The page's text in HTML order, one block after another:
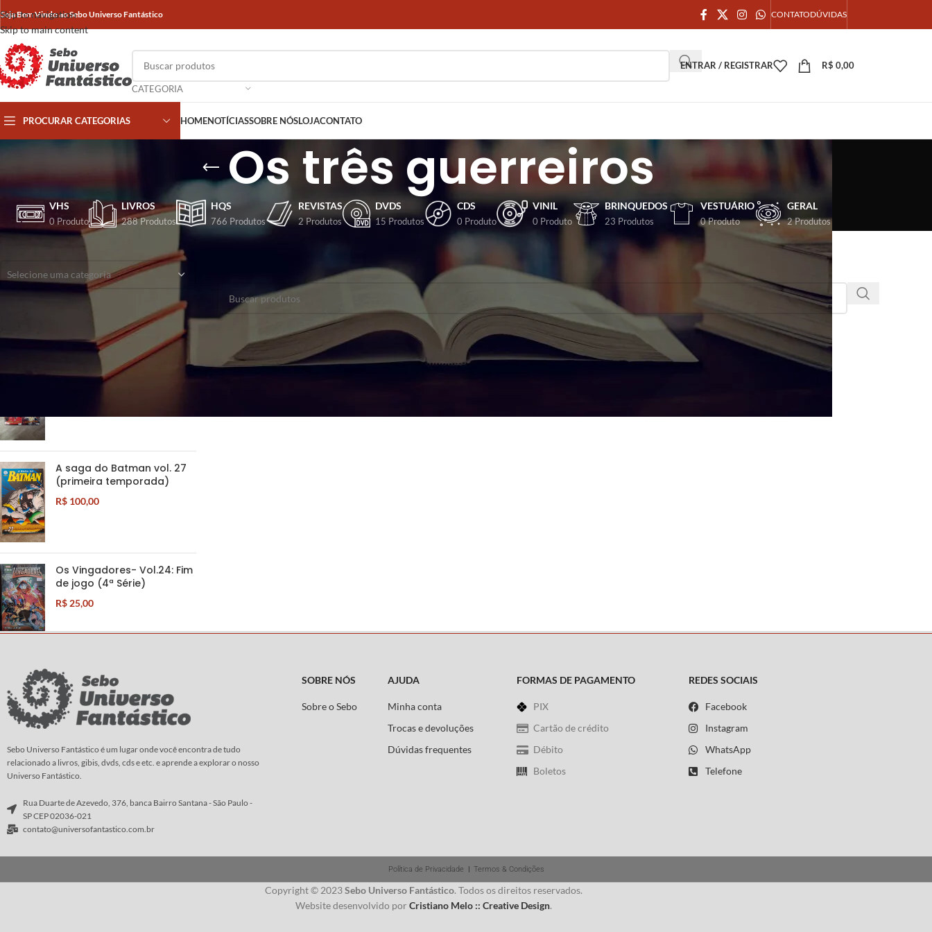
Skip to navigation
Skip to main content
Seja Bem Vindo ao Sebo Universo Fantástico CONTATODÚVIDAS
CATEGORIA
ENTRAR / REGISTRAR R$ 0,00
PROCURAR CATEGORIAS HOMENOTÍCIASSOBRE NÓSLOJACONTATO
Os três guerreiros
VHS
0 Produto
LIVROS
288 Produtos
HQS
766 Produtos
REVISTAS
2 Produtos
DVDS
15 Produtos
CDS
0 Produto
VINIL
0 Produto
BRINQUEDOS
23 Produtos
VESTUÁRIO
0 Produto
GERAL
2 Produtos
CATEGORIAS
Selecione uma categoria
PRODUTOS BEM AVALIADOS
Pecado Original completo
0 ao 4
A saga do Batman vol. 27
(primeira temporada)
R$ 100,00
Os Vingadores- Vol.24: Fim
de jogo (4ª Série)
R$ 25,00
Início/Produtos marcados com a tag “Os três guerreiros”
Nenhum produto foi encontrado para a sua seleção.
Sebo Universo Fantástico é um lugar onde você encontra de tudo
relacionado a livros, gibis, dvds, cds e etc. e aprende a explorar o nosso
Universo Fantástico.
Rua Duarte de Azevedo, 376, banca Bairro Santana - São Paulo -
SP CEP 02036-021
contato@universofantastico.com.br
SOBRE NÓS
Sobre o Sebo
AJUDA
Minha conta
Trocas e devoluções
Dúvidas frequentes
FORMAS DE PAGAMENTO
PIX
Cartão de crédito
Débito
Boletos
REDES SOCIAIS
Facebook
Instagram
WhatsApp
Telefone
Política de Privacidade Termos & Condições
Copyright © 2023Sebo Universo Fantástico. Todos os direitos reservados.
Website desenvolvido por Cristiano Melo :: Creative Design.